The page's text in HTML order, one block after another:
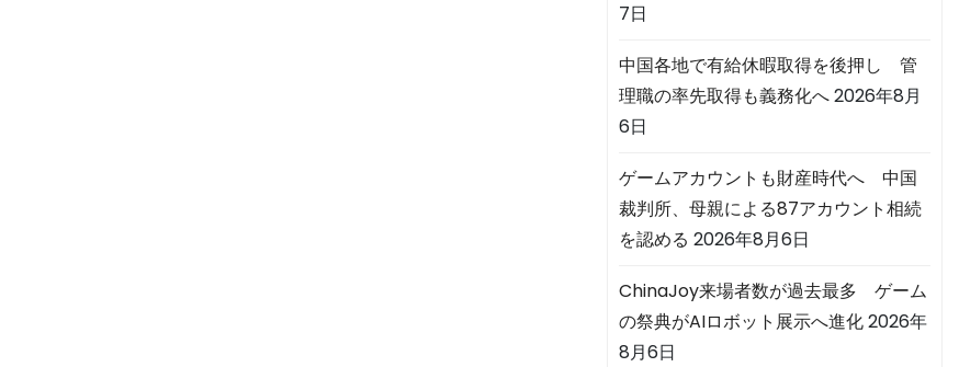
7日
中国各地で有給休暇取得を後押し 管
理職の率先取得も義務化へ2026年8月
6日
ゲームアカウントも財産時代へ 中国
裁判所、母親による87アカウント相続
を認める 2026年8月6日
ChinaJoy来場者数が過去最多 ゲーム
の祭典がAIロボット展示へ進化2026年
8月6日